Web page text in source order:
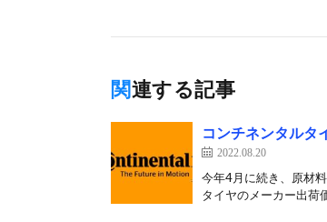
関連する記事
コンチネンタルタ
2022.08.20
今年4月に続き、原材
タイヤのメーカー出荷